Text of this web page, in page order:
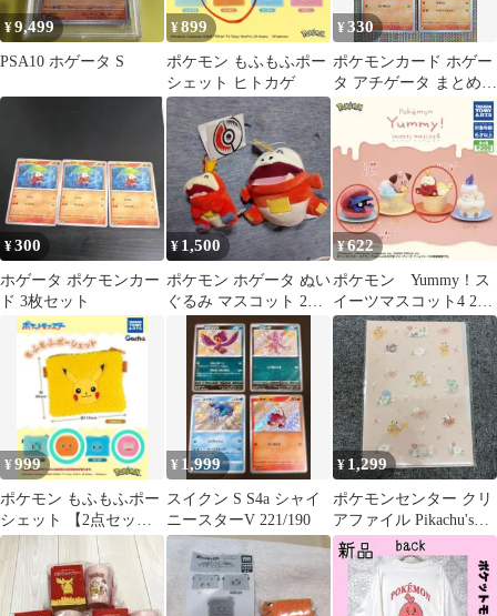
¥9,499
PSA10 ホゲータ S
¥899
ポケモン もふもふポー
シェット ヒトカゲ
¥330
ポケモンカード ホゲー
タ アチゲータ まとめ処
分 S−183
¥300
ホゲータ ポケモンカー
ド 3枚セット
¥ 1,500
ポケモン ホゲータ ぬい
ぐるみ マスコット 2種
セット
¥622
ポケモン Yummy！ス
イーツマスコット4 2点
セット
¥999
ポケモン もふもふポー
シェット 【2点セッ
ト】ヒトカゲ ヤドン
¥ 1,999
スイクン S S4a シャイ
ニースターV 221/190
¥1,299
ポケモンセンター クリ
アファイル Pikachu's
Egg Hunt